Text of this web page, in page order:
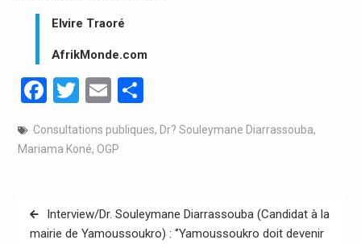
Elvire Traoré
AfrikMonde.com
Facebook
Twitter
EmailPartager
Consultations publiques, Dr? Souleymane Diarrassouba,
Mariama Koné, OGP
Navigation
de
Interview/Dr. Souleymane Diarrassouba (Candidat à la
mairie de Yamoussoukro) : ‘’Yamoussoukro doit devenir